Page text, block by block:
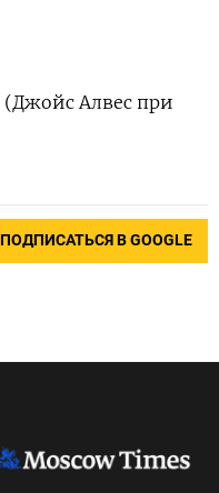
(Джойс Алвес при
ПОДПИСАТЬСЯ В GOOGLE